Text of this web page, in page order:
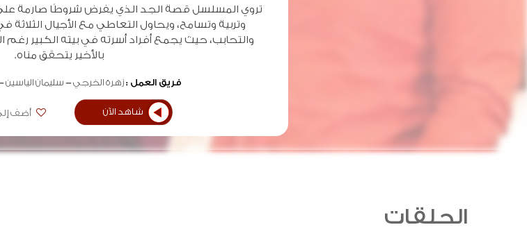
تروي المسلسل قصة الجد الذي يفرض شروطًا صارمة على
وتربية وتسامح، ويحاول التعاطي مع الأجيال الثلاثة
والتحابب، حيث يجمع أفراد أسرته في بيته الكبير
بالأخير يتحقق مناه.
فريق العمل :زهرة الخرجي سليمان الياسين
شاهد الآن أضف
الحلقات